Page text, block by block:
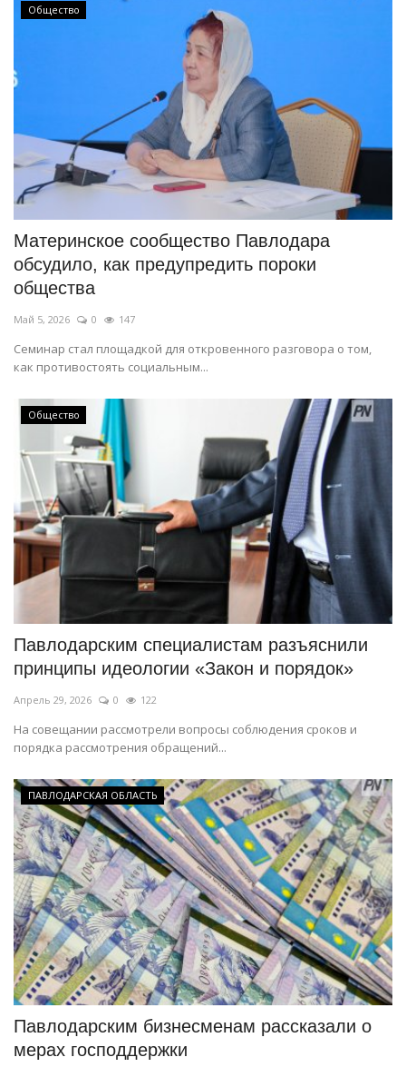
Общество
Материнское сообщество Павлодара
обсудило, как предупредить пороки
общества
Май 5, 2026 0 147
Семинар стал площадкой для откровенного разговора о том,
как противостоять социальным...
Общество
Павлодарским специалистам разъяснили
принципы идеологии «Закон и порядок»
Апрель 29, 2026 0 122
На совещании рассмотрели вопросы соблюдения сроков и
порядка рассмотрения обращений...
ПАВЛОДАРСКАЯ ОБЛАСТЬ
Павлодарским бизнесменам рассказали о
мерах господдержки